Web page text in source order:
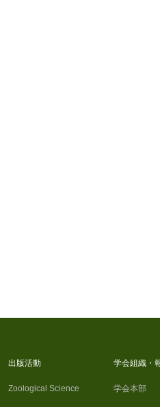
出版活動
Zoological Science
学会組織・
学会本部